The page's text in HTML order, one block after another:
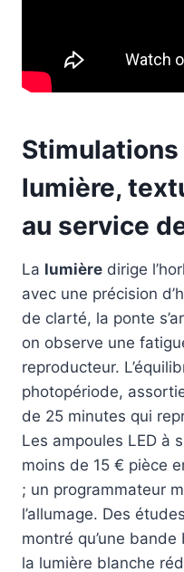
lumière,
au service
La lumière dirige
avec une précision
de clarté, la ponte
on observe une
reproducteur.
photopériode,
de 25 minutes qui
Les ampoules LED à
moins de 15 € pièce
; un programmateur
l’allumage. Des
montré qu’une
la lumière blanche